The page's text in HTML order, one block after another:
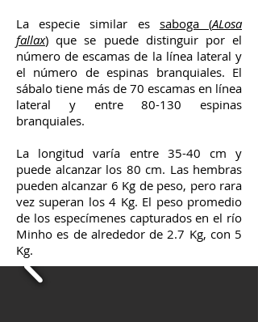
La especie similar es saboga (ALosa
fallax) que se puede distinguir por el
número de escamas de la línea lateral y
el número de espinas branquiales. El
sábalo tiene más de 70 escamas en línea
lateral y entre 80-130 espinas
branquiales.
La longitud varía entre 35-40 cm y
puede alcanzar los 80 cm. Las hembras
pueden alcanzar 6 Kg de peso, pero rara
vez superan los 4 Kg. El peso promedio
de los especímenes capturados en el río
Minho es de alrededor de 2.7 Kg, con 5
Kg.